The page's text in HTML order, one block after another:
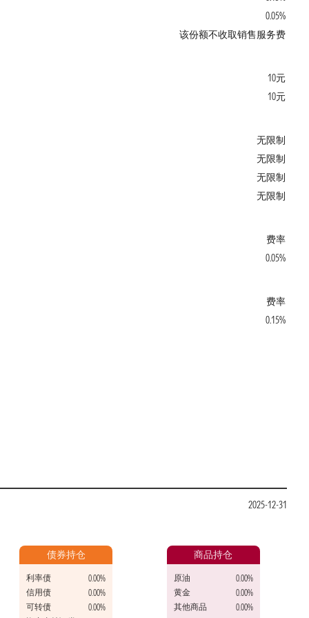
0.05%
该份额不收取销售服务费
10元
10元
无限制
无限制
无限制
无限制
费率
0.05%
费率
0.15%
2025-12-31
债券持仓
利率债
0.00%
信用债
0.00%
可转债
0.00%
商品持仓
原油
0.00%
黄金
0.00%
其他商品
0.00%